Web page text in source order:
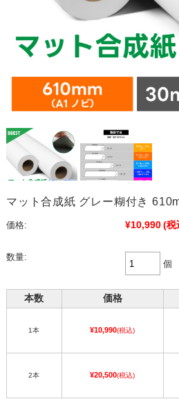
マット合成紙 グレー糊付き
価格: ¥10,990(税
数量:
個
本数 価格
1本 ¥10,990(税込)
2本 ¥20,500(税込)